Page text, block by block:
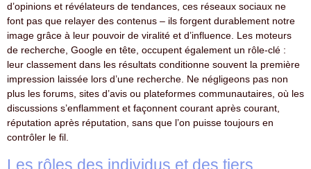
d’opinions et révélateurs de tendances, ces réseaux sociaux ne
font pas que relayer des contenus – ils forgent durablement notre
image grâce à leur pouvoir de viralité et d’influence. Les moteurs
de recherche, Google en tête, occupent également un rôle-clé :
leur classement dans les résultats conditionne souvent la première
impression laissée lors d’une recherche. Ne négligeons pas non
plus les forums, sites d’avis ou plateformes communautaires, où les
discussions s’enflamment et façonnent courant après courant,
réputation après réputation, sans que l’on puisse toujours en
contrôler le fil.
Les rôles des individus et des tiers